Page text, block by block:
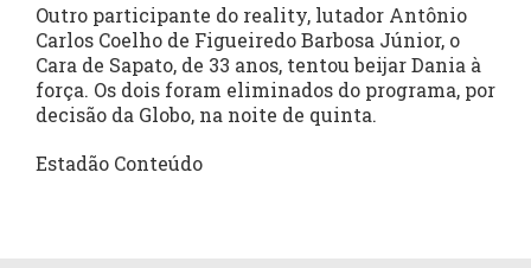
Outro participante do reality, lutador Antônio
Carlos Coelho de Figueiredo Barbosa Júnior, o
Cara de Sapato, de 33 anos, tentou beijar Dania à
força. Os dois foram eliminados do programa, por
decisão da Globo, na noite de quinta.
Estadão Conteúdo